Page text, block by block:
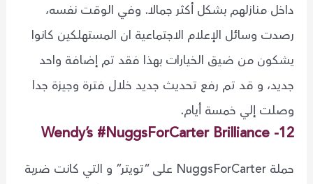
داخل منازلهم بشكل أكثر جمالا. وفي الوقت نفسه،
رصدت وسائل الإعلام الاجتماعية ان المستهلكين كانوا
يشكون من ضيق الخيارات بهذا فقد تم إضافة واحد
جديد، و قد تم رفع تحديث جديد خلال فترة وجيزة جدا
وصلت إلي خمسة أيام.
12- Wendy’s #NuggsForCarter Brilliance
حملة NuggsForCarter على “تويتر” و التي كانت ضربة